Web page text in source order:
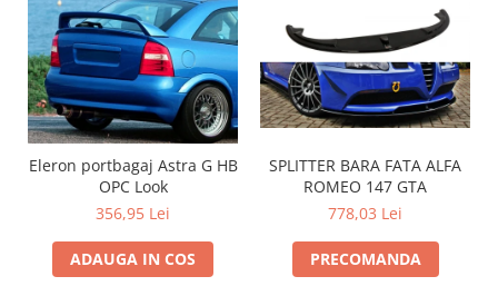
Eleron portbagaj Astra G HB
OPC Look
356,95 Lei
ADAUGA IN COS
SPLITTER BARA FATA ALFA
ROMEO 147 GTA
778,03 Lei
PRECOMANDA